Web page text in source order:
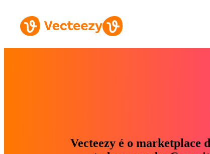
Vecteezy é o marketplace